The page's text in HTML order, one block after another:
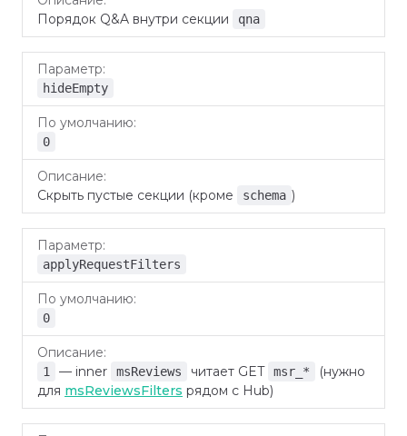
Порядок Q&A внутри секции qna
hideEmpty
0
Скрыть пустые секции (кроме schema )
applyRequestFilters
0
1 — inner msReviews читает GET msr_*
(нужно
для msReviewsFilters рядом с Hub)